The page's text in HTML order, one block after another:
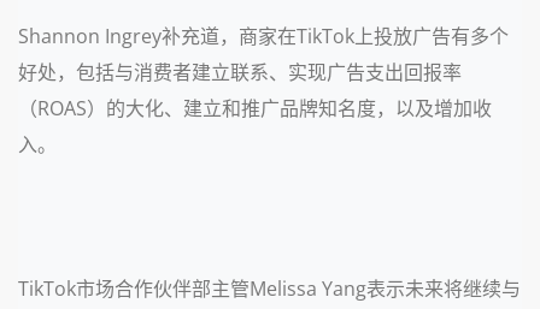
Shannon Ingrey补充道，商家在TikTok上投放广告有多个
好处，包括与消费者建立联系、实现广告支出回报率
（ROAS）的大化、建立和推广品牌知名度，以及增加收
入。
TikTok市场合作伙伴部主管Melissa Yang表示未来将继续与